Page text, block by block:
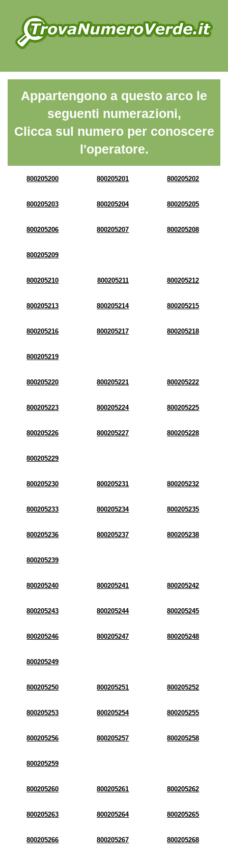
Appartengono a questo arco le
seguenti numerazioni,
Clicca sul numero per conoscere
l'operatore.
800205200 800205201 800205202
800205203 800205204 800205205
800205206 800205207 800205208
800205209
800205210 800205211 800205212
800205213 800205214 800205215
800205216 800205217 800205218
800205219
800205220 800205221 800205222
800205223 800205224 800205225
800205226 800205227 800205228
800205229
800205230 800205231 800205232
800205233 800205234 800205235
800205236 800205237 800205238
800205239
800205240 800205241 800205242
800205243 800205244 800205245
800205246 800205247 800205248
800205249
800205250 800205251 800205252
800205253 800205254 800205255
800205256 800205257 800205258
800205259
800205260 800205261 800205262
800205263 800205264 800205265
800205266 800205267 800205268